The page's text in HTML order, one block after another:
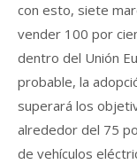
con esto, siete
vender 100 por
dentro del Unión
probable, la
superará los
alrededor del 75
de vehículos